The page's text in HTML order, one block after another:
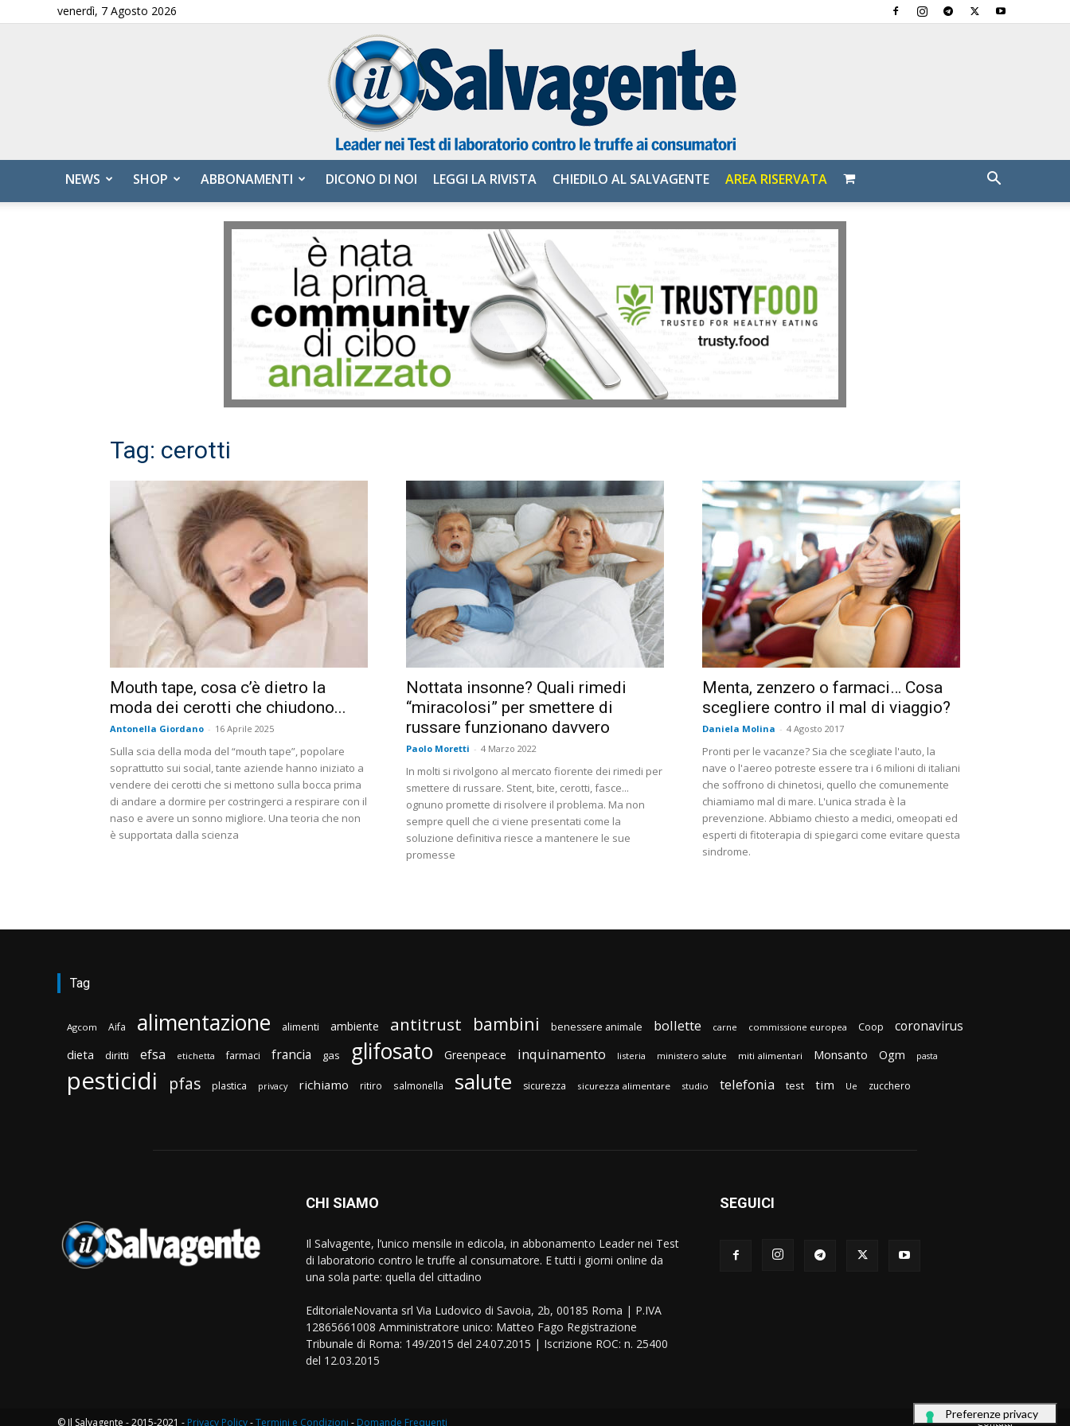
venerdì, 7 Agosto 2026
Salvagente
NEWS SHOP ABBONAMENTI DICONO DI NOI LEGGI LA RIVISTA CHIEDILO AL SALVAGENTE AREA RISERVATA
Tag: cerotti
Mouth tape, cosa c’è dietro la
moda dei cerotti che chiudono...
Antonella Giordano - 16 Aprile 2025
Sulla scia della moda del “mouth tape”, popolare
soprattutto sui social, tante aziende hanno iniziato a
vendere dei cerotti che si mettono sulla bocca prima
di andare a dormire per costringerci a respirare con il
naso e avere un sonno migliore. Una teoria che non
è supportata dalla scienza
Nottata insonne? Quali rimedi
“miracolosi” per smettere di
russare funzionano davvero
Paolo Moretti - 4 Marzo 2022
In molti si rivolgono al mercato fiorente dei rimedi per
smettere di russare. Stent, bite, cerotti, fasce...
ognuno promette di risolvere il problema. Ma non
sempre quell che ci viene presentati come la
soluzione definitiva riesce a mantenere le sue
promesse
Menta, zenzero o farmaci… Cosa
scegliere contro il mal di viaggio?
Daniela Molina - 4 Agosto 2017
Pronti per le vacanze? Sia che scegliate l'auto, la
nave o l'aereo potreste essere tra i 6 milioni di italiani
che soffrono di chinetosi, quello che comunemente
chiamiamo mal di mare. L'unica strada è la
prevenzione. Abbiamo chiesto a medici, omeopati ed
esperti di fitoterapia di spiegarci come evitare questa
sindrome.
Tag
Agcom Aifa alimentazione alimenti ambiente antitrust bambini benessere animale bollette carne commissione europea Coop coronavirus
dieta diritti efsa etichetta farmaci francia gas glifosato Greenpeace inquinamento listeria ministero salute miti alimentari Monsanto Ogm pasta
pesticidi pfas plastica privacy richiamo ritiro salmonella salute sicurezza sicurezza alimentare studio telefonia test tim Ue zucchero
CHI SIAMO
Il Salvagente, l’unico mensile in edicola, in abbonamento Leader nei Test
di laboratorio contro le truffe al consumatore. E tutti i giorni online da
una sola parte: quella del cittadino
EditorialeNovanta srl Via Ludovico di Savoia, 2b, 00185 Roma | P.IVA
12865661008 Amministratore unico: Matteo Fago Registrazione
Tribunale di Roma: 149/2015 del 24.07.2015 | Iscrizione ROC: n. 25400
del 12.03.2015
SEGUICI
Contatti
© Il Salvagente - 2015-2021 - Privacy Policy-Termini e Condizioni - Domande Frequenti